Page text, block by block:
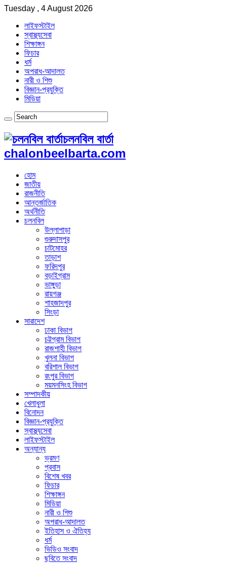
Tuesday , 4 August 2026
লাইফস্টাইল
স্বাস্থ্যসেবা
শিক্ষাঙ্গন
ফিচার
ধর্ম
অপরাধ-আদালত
নারী ও শিশু
বিজ্ঞান-প্রযুক্তি
মিডিয়া
চলনবিল বার্তা
chalonbeelbarta.com
হোম
জাতীয়
রাজনীতি
আন্তর্জাতিক
অর্থনীতি
চলনবিল
উল্লাপাড়া
গুরুদাসপুর
চাটমোহর
তাড়াশ
ফরিদপুর
বড়াইগ্রাম
ভাঙ্গুড়া
রায়গঞ্জ
শাহজাদপুর
সিংড়া
সারাদেশ
ঢাকা বিভাগ
চট্টগ্রাম বিভাগ
রাজশাহী বিভাগ
খুলনা বিভাগ
বরিশাল বিভাগ
রংপুর বিভাগ
ময়মনসিংহ বিভাগ
সম্পাদকীয়
খেলাধুলা
বিনোদন
বিজ্ঞান-প্রযুক্তি
স্বাস্থ্যসেবা
লাইফস্টাইল
অন্যান্য
ভ্রমণ
প্রবাস
বিশেষ খবর
ফিচার
শিক্ষাঙ্গন
মিডিয়া
নারী ও শিশু
অপরাধ-আদালত
ইতিহাস ও ঐতিহ্য
ধর্ম
ভিডিও সংবাদ
ছবিতে সংবাদ